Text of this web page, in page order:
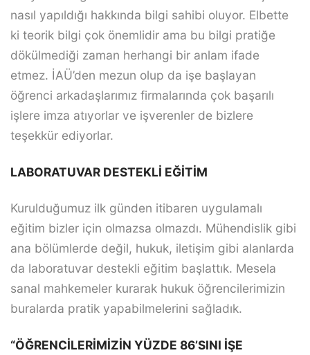
nasıl yapıldığı hakkında bilgi sahibi oluyor. Elbette
ki teorik bilgi çok önemlidir ama bu bilgi pratiğe
dökülmediği zaman herhangi bir anlam ifade
etmez. İAÜ’den mezun olup da işe başlayan
öğrenci arkadaşlarımız firmalarında çok başarılı
işlere imza atıyorlar ve işverenler de bizlere
teşekkür ediyorlar.
LABORATUVAR DESTEKLİ EĞİTİM
Kurulduğumuz ilk günden itibaren uygulamalı
eğitim bizler için olmazsa olmazdı. Mühendislik gibi
ana bölümlerde değil, hukuk, iletişim gibi alanlarda
da laboratuvar destekli eğitim başlattık. Mesela
sanal mahkemeler kurarak hukuk öğrencilerimizin
buralarda pratik yapabilmelerini sağladık.
“ÖĞRENCİLERİMİZİN YÜZDE 86’SINI İŞE